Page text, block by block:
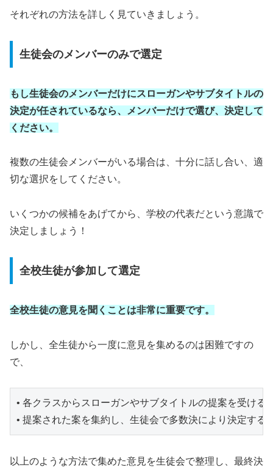
それぞれの方法を詳しく見ていきましょう。
生徒会のメンバーのみで選定
もし生徒会のメンバーだけにスローガンやサブタイトルの
決定が任されているなら、メンバーだけで選び、決定して
ください。
複数の生徒会メンバーがいる場合は、十分に話し合い、適
切な選択をしてください。
いくつかの候補をあげてから、学校の代表だという意識で
決定しましょう！
全校生徒が参加して選定
全校生徒の意見を聞くことは非常に重要です。
しかし、全生徒から一度に意見を集めるのは困難ですの
で、
• 各クラスからスローガンやサブタイトルの提案を受ける
• 提案された案を集約し、生徒会で多数決により決定する
以上のような方法で集めた意見を生徒会で整理し、最終決